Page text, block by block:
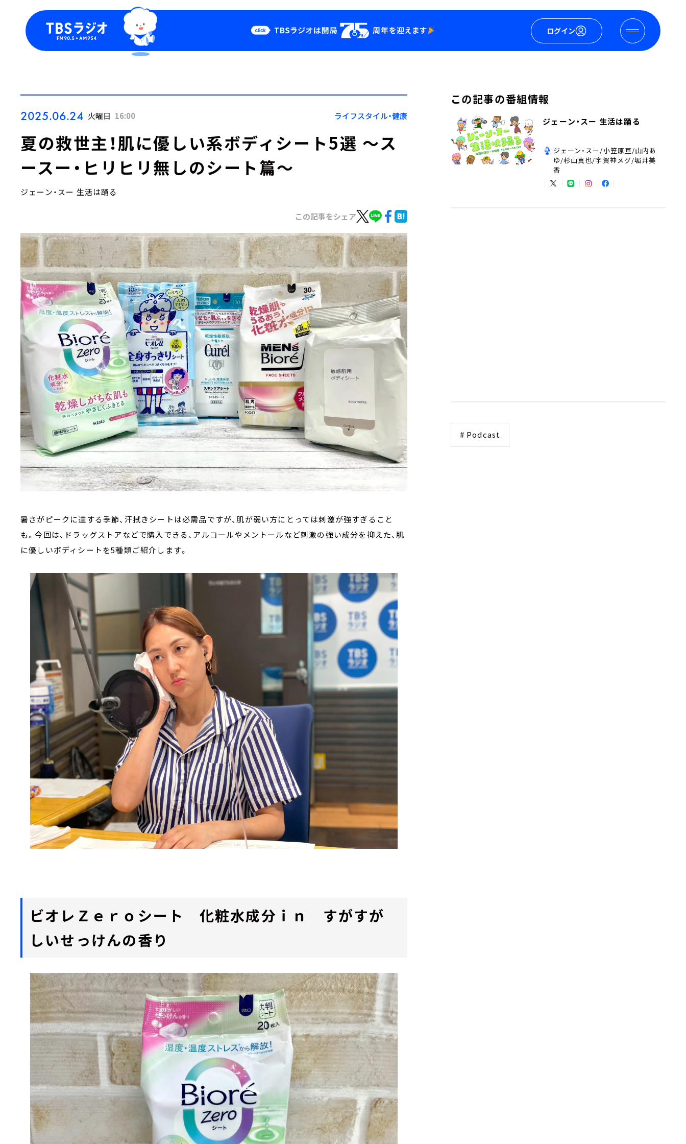
ログイン
Podcast
YouTube
会社情報
2025.06.24 火曜日 16:00 ライフスタイル・健康
夏の救世主！肌に優しい系ボディシート5選 ～ス
ースー・ヒリヒリ無しのシート篇～
ジェーン・スー 生活は踊る
この記事をシェア
暑さがピークに達する季節、汗拭きシートは必需品ですが、肌が弱い方にとっては刺激が強すぎること
も。今回は、ドラッグストアなどで購入できる、アルコールやメントールなど刺激の強い成分を抑えた、肌
に優しいボディシートを5種類ご紹介します。
ビオレＺｅｒｏシート 化粧水成分ｉｎ すがすが
しいせっけんの香り
この記事の番組情報
ジェーン・スー 生活は踊る
ジェーン・スー/小笠原亘/山内あ
ゆ/杉山真也/宇賀神メグ/堀井美
香
# Podcast